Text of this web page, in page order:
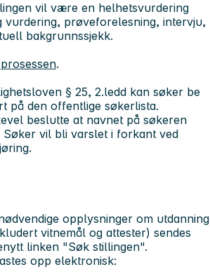
vil være en helhetsvurdering
vurdering, prøveforelesning, intervju,
bakgrunnssjekk.
.
§ 25, 2.ledd kan søker be
på den offentlige søkerlista.
beslutte at navnet på søkeren
vil bli varslet i forkant ved
opplysninger om utdanning
vitnemål og attester) sendes
linken "Søk stillingen".
opp elektronisk: